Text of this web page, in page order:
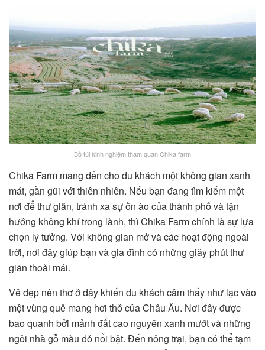
Bỏ túi kinh nghiệm tham quan Chika farm
Chika Farm mang đến cho du khách một không gian xanh
mát, gần gũi với thiên nhiên. Nếu bạn đang tìm kiếm một
nơi để thư giãn, tránh xa sự ồn ào của thành phố và tận
hưởng không khí trong lành, thì Chika Farm chính là sự lựa
chọn lý tưởng. Với không gian mở và các hoạt động ngoài
trời, nơi đây giúp bạn và gia đình có những giây phút thư
giãn thoải mái.
Vẻ đẹp nên thơ ở đây khiến du khách cảm thấy như lạc vào
một vùng quê mang hơi thở của Châu Âu. Nơi đây được
bao quanh bởi mảnh đất cao nguyên xanh mướt và những
ngôi nhà gỗ màu đỏ nổi bật. Đến nông trại, bạn có thể tạm